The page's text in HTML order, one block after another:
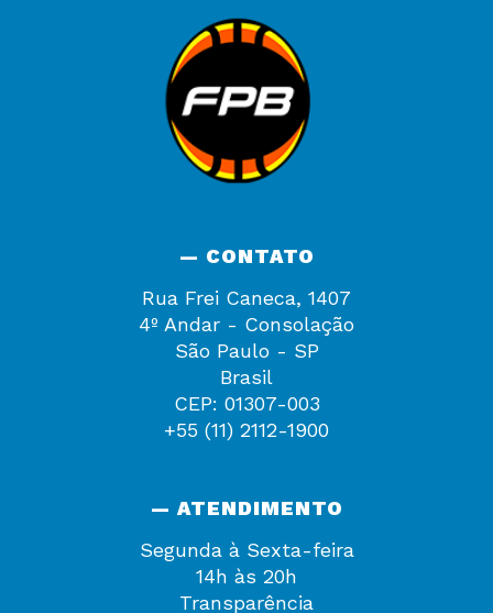
— CONTATO
Rua Frei Caneca, 1407
4º Andar - Consolação
São Paulo - SP
Brasil
CEP: 01307-003
+55 (11) 2112-1900
— ATENDIMENTO
Segunda à Sexta-feira
14h às 20h
Transparência